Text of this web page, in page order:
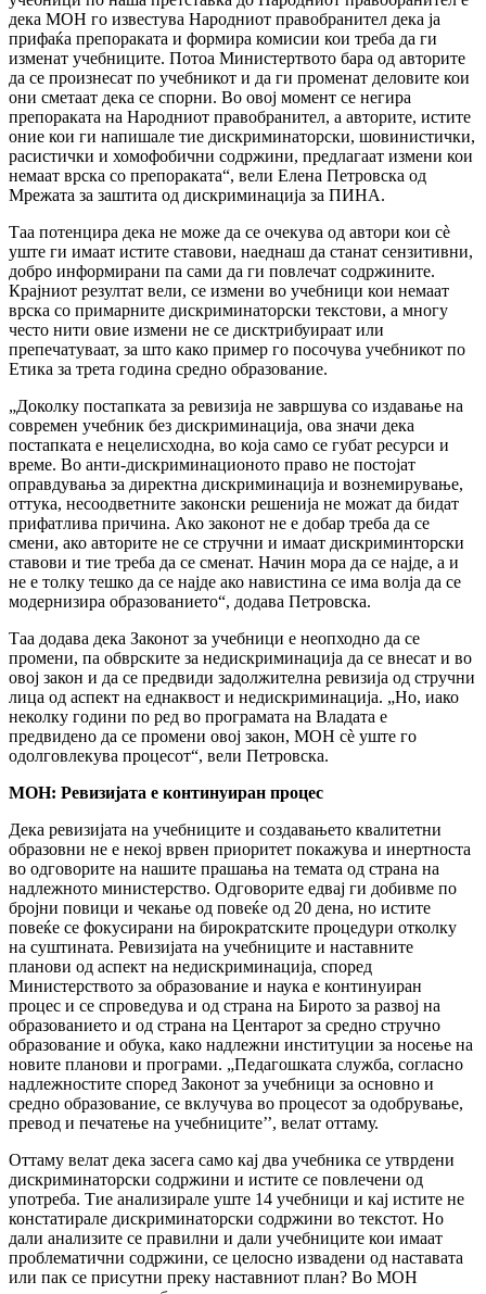
дека МОН го известува Народниот правобранител дека ја
прифаќа препораката и формира комисии кои треба да ги
изменат учебниците. Потоа Министертвото бара од авторите
да се произнесат по учебникот и да ги променат деловите кои
они сметаат дека се спорни. Во овој момент се негира
препораката на Народниот правобранител, а авторите, истите
оние кои ги напишале тие дискриминаторски, шовинистички,
расистички и хомофобични содржини, предлагаат измени кои
немаат врска со препораката“, вели Елена Петровска од
Мрежата за заштита од дискриминација за ПИНА.
Таа потенцира дека не може да се очекува од автори кои сѐ
уште ги имаат истите ставови, наеднаш да станат сензитивни,
добро информирани па сами да ги повлечат содржините.
Крајниот резултат вели, се измени во учебници кои немаат
врска со примарните дискриминаторски текстови, а многу
често нити овие измени не се дисктрибуираат или
препечатуваат, за што како пример го посочува учебникот по
Етика за трета година средно образование.
„Доколку постапката за ревизија не завршува со издавање на
современ учебник без дискриминација, ова значи дека
постапката е нецелисходна, во која само се губат ресурси и
време. Во анти-дискриминационото право не постојат
оправдувања за директна дискриминација и вознемирување,
оттука, несоодветните законски решенија не можат да бидат
прифатлива причина. Ако законот не е добар треба да се
смени, ако авторите не се стручни и имаат дискриминторски
ставови и тие треба да се сменат. Начин мора да се најде, а и
не е толку тешко да се најде ако навистина се има волја да се
модернизира образованието“, додава Петровска.
Таа додава дека Законот за учебници е неопходно да се
промени, па обврските за недискриминација да се внесат и во
овој закон и да се предвиди задолжителна ревизија од стручни
лица од аспект на еднаквост и недискриминација. „Но, иако
неколку години по ред во програмата на Владата е
предвидено да се промени овој закон, МОН сѐ уште го
одолговлекува процесот“, вели Петровска.
МОН: Ревизијата е континуиран процес
Дека ревизијата на учебниците и создавањето квалитетни
образовни не е некоj врвен приоритет покажува и инертноста
во одговорите на нашите прашања на темата од страна на
надлежното министерство. Одговорите едвај ги добивме по
бројни повици и чекање од повеќе од 20 дена, но истите
повеќе се фокусирани на бирократските процедури отколку
на суштината. Ревизијата на учебниците и наставните
планови од аспект на недискриминација, според
Министерството за образование и наука е континуиран
процес и се спроведува и од страна на Бирото за развој на
образованието и од страна на Центарот за средно стручно
образование и обука, како надлежни институции за носење на
новите планови и програми. „Педагошката служба, согласно
надлежностите според Законот за учебници за основно и
средно образование, се вклучува во процесот за одобрување,
превод и печатење на учебниците’’, велат оттаму.
Оттаму велат дека засега само кај два учебника се утврдени
дискриминаторски содржини и истите се повлечени од
употреба. Тие анализирале уште 14 учебници и кај истите не
констатирале дискриминаторски содржини во текстот. Но
дали анализите се правилни и дали учебниците кои имаат
проблематични содржини, се целосно извадени од наставата
или пак се присутни преку наставниот план? Во МОН